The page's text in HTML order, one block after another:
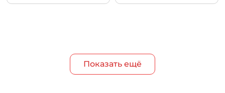
Показать ещё